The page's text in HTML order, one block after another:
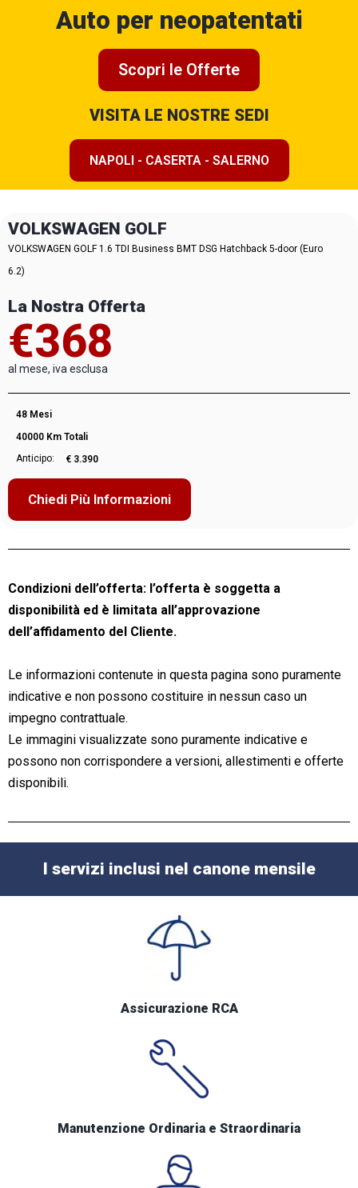
Auto per neopatentati
Scopri le Offerte
VISITA LE NOSTRE SEDI
NAPOLI - CASERTA - SALERNO
VOLKSWAGEN GOLF
VOLKSWAGEN GOLF 1.6 TDI Business BMT DSG Hatchback 5-door (Euro
6.2)
La Nostra Offerta
€368
al mese, iva esclusa
48 Mesi
40000 Km Totali
Anticipo:
€ 3.390
Chiedi Più Informazioni
Condizioni dell’offerta: l’offerta è soggetta a
disponibilità ed è limitata all’approvazione
dell’affidamento del Cliente.
Le informazioni contenute in questa pagina sono puramente
indicative e non possono costituire in nessun caso un
impegno contrattuale.
Le immagini visualizzate sono puramente indicative e
possono non corrispondere a versioni, allestimenti e offerte
disponibili.
I servizi inclusi nel canone mensile
Assicurazione RCA
Manutenzione Ordinaria e Straordinaria